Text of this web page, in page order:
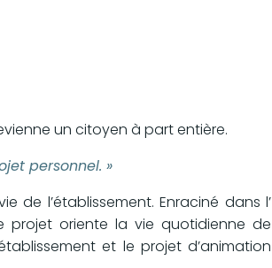
un citoyen à part entière.
personnel. »
l’établissement. Enraciné dans l’
projet oriente la vie quotidienne de
et le projet d’animation